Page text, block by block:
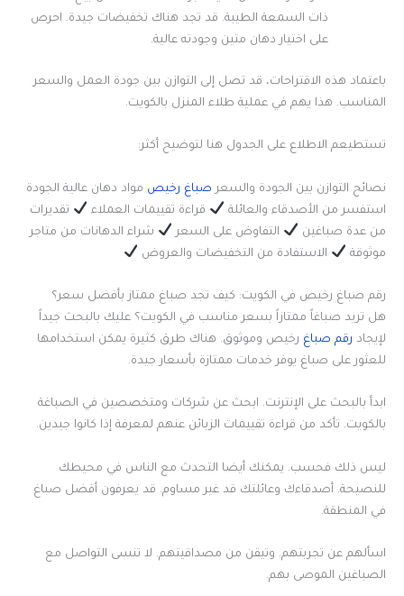
ذات السمعة الطيبة. قد تجد هناك تخفيضات جيدة. احرص
على اختيار دهان متين وجودته عالية.
باعتماد هذه الاقتراحات، قد تصل إلى التوازن بين جودة العمل والسعر
المناسب. هذا يهم في عملية طلاء المنزل بالكويت.
تستطيعم الاطلاع على الجدول هنا لتوضيح أكثر:
نصائح التوازن بين الجودة والسعر صباغ رخيص مواد دهان عالية الجودة
استفسر من الأصدقاء والعائلة
قراءة تقييمات العملاء
تقديرات
من عدة صباغين
التفاوض على السعر
شراء الدهانات من متاجر
موثوقة
الاستفادة من التخفيضات والعروض
رقم صباغ رخيص في الكويت: كيف تجد صباغ ممتاز بأفضل سعر؟
هل تريد صباغاً ممتازاً بسعر مناسب في الكويت؟ عليك بالبحث جيداً
لإيجاد رقم صباغ رخيص وموثوق. هناك طرق كثيرة يمكن استخدامها
للعثور على صباغ يوفر خدمات ممتازة بأسعار جيدة.
ابدأ بالبحث على الإنترنت. ابحث عن شركات ومتخصصين في الصباغة
بالكويت. تأكد من قراءة تقييمات الزبائن عنهم لمعرفة إذا كانوا جيدين.
ليس ذلك فحسب. يمكنك أيضا التحدث مع الناس في محيطك
للنصيحة. أصدقاءك وعائلتك قد غير مساوم. قد يعرفون أفضل صباغ
في المنطقة.
اسألهم عن تجربتهم. وتيقن من مصداقيتهم. لا تنسى التواصل مع
الصباغين الموصى بهم.